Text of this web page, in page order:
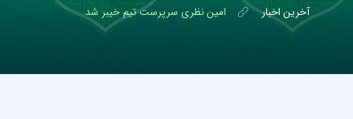
آخرین اخبار
امین نظری سرپرست تیم خیبر شد